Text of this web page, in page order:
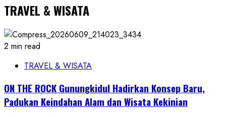
TRAVEL & WISATA
2 min read
TRAVEL & WISATA
ON THE ROCK Gunungkidul Hadirkan Konsep Baru,
Padukan Keindahan Alam dan Wisata Kekinian